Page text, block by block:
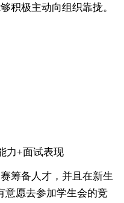
极主动向组织靠拢。
+面试表现
备人才，并且在新生
意愿去参加学生会的竞